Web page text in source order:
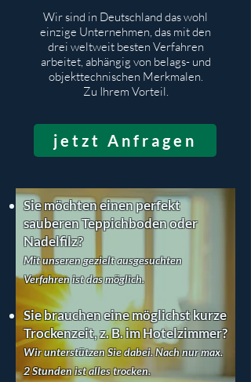
Wir sind in Deutschland das wohl
einzige Unternehmen, das mit den
drei weltweit besten Verfahren
arbeitet, abhängig von belags- und
objekttechnischen Merkmalen.
Zu Ihrem Vorteil.
jetzt Anfragen
Sie möchten einen perfekt
sauberen Teppichboden oder
Nadelfilz?
Mit unseren gezielt ausgesuchten
Verfahren ist das möglich.
Sie brauchen eine möglichst kurze
Trockenzeit, z. B. im Hotelzimmer?
Wir unterstützen Sie dabei. Nach nur max.
2 Stunden ist alles trocken.